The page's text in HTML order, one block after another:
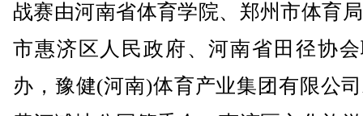
战赛由河南省体育学院、郑州市体育
市惠济区人民政府、河南省田径协
办，豫健(河南)体育产业集团有限公